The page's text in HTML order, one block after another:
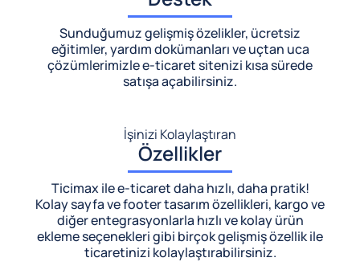
Sunduğumuz gelişmiş özelikler, ücretsiz
eğitimler, yardım dokümanları ve uçtan uca
çözümlerimizlee-ticaret sitenizi kısa sürede
satışa açabilirsiniz.
İşinizi Kolaylaştıran
Özellikler
Ticimax ile e-ticaret daha hızlı, daha pratik!
Kolay sayfa ve footer tasarım özellikleri, kargo ve
diğer entegrasyonlarla hızlı ve kolay ürün
ekleme seçenekleri gibi birçok gelişmiş özellik ile
ticaretinizi kolaylaştırabilirsiniz.